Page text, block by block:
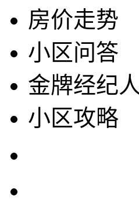
房价走势
小区问答
金牌经纪人
小区攻略